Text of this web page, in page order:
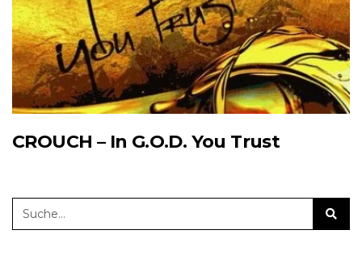
CROUCH – In G.O.D. You Trust